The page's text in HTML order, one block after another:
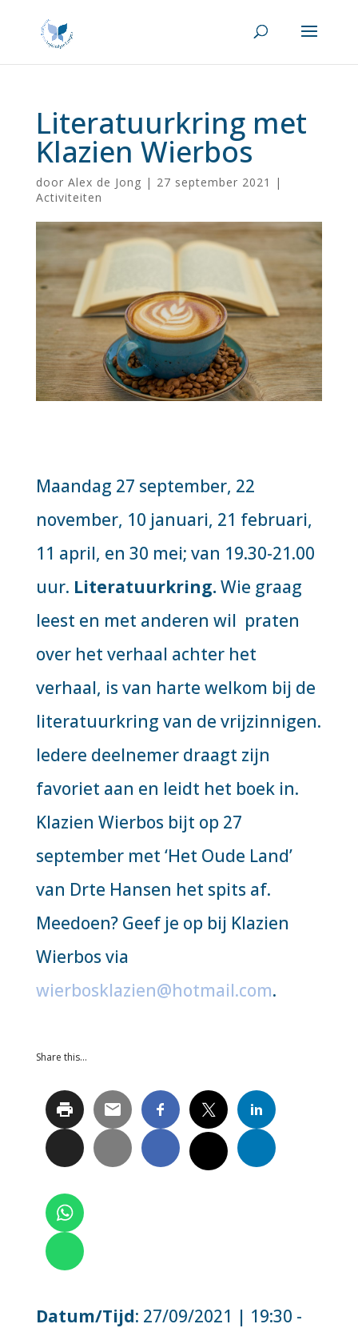
Literatuurkring met
Klazien Wierbos
door Alex de Jong | 27 september 2021
|
Activiteiten
Maandag 27 september, 22
november, 10 januari, 21 februari,
11 april, en 30 mei; van 19.30-21.00
uur. Literatuurkring.Wie graag
leest en met anderen wil praten
over het verhaal achter het
verhaal, is van harte welkom bij de
literatuurkring van de vrijzinnigen.
Iedere deelnemer draagt zijn
favoriet aan en leidt het boek in.
Klazien Wierbos bijt op 27
september met ‘Het Oude Land’
van Drte Hansen het spits af.
Meedoen? Geef je op bij Klazien
Wierbos via
wierbosklazien@hotmail.com.
Share this…
Datum/Tijd: 27/09/2021 | 19:30 -